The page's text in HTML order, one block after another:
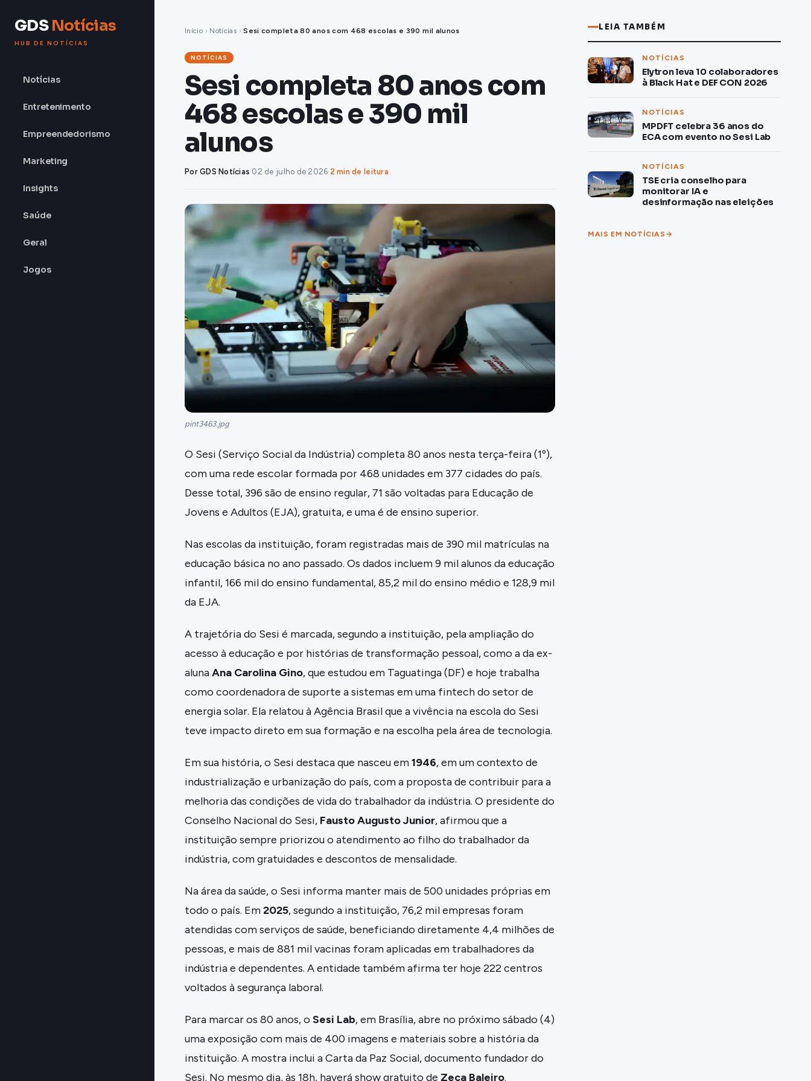
GDSNotícias
HUB DE NOTÍCIAS
Notícias
Entretenimento
Empreendedorismo
Marketing
Insights
Saúde
Geral
Jogos
Início › Notícias › Sesi completa 80 anos com 468 escolas e 390 mil alunos
NOTÍCIAS
Sesi completa 80 anos com
468 escolas e 390 mil
alunos
Por GDS Notícias·02 de julho de 2026·2 min de leitura
pint3463.jpg
O Sesi (Serviço Social da Indústria) completa 80 anos nesta terça-feira (1º),
com uma rede escolar formada por 468 unidades em 377 cidades do país.
Desse total, 396 são de ensino regular, 71 são voltadas para Educação de
Jovens e Adultos (EJA), gratuita, e uma é de ensino superior.
Nas escolas da instituição, foram registradas mais de 390 mil matrículas na
educação básica no ano passado. Os dados incluem 9 mil alunos da educação
infantil, 166 mil do ensino fundamental, 85,2 mil do ensino médio e 128,9 mil
da EJA.
A trajetória do Sesi é marcada, segundo a instituição, pela ampliação do
acesso à educação e por histórias de transformação pessoal, como a da ex-
alunaAna Carolina Gino, que estudou em Taguatinga (DF) e hoje trabalha
como coordenadora de suporte a sistemas em uma fintech do setor de
energia solar. Ela relatou à Agência Brasil que a vivência na escola do Sesi
teve impacto direto em sua formação e na escolha pela área de tecnologia.
Em sua história, o Sesi destaca que nasceu em1946, em um contexto de
industrialização e urbanização do país, com a proposta de contribuir para a
melhoria das condições de vida do trabalhador da indústria. O presidente do
Conselho Nacional do Sesi, Fausto Augusto Junior, afirmou que a
instituição sempre priorizou o atendimento ao filho do trabalhador da
indústria, com gratuidades e descontos de mensalidade.
Na área da saúde, o Sesi informa manter mais de 500 unidades próprias em
todo o país. Em2025, segundo a instituição, 76,2 mil empresas foram
atendidas com serviços de saúde, beneficiando diretamente 4,4 milhões de
pessoas, e mais de 881 mil vacinas foram aplicadas em trabalhadores da
indústria e dependentes. A entidade também afirma ter hoje 222 centros
voltados à segurança laboral.
Para marcar os 80 anos, o Sesi Lab, em Brasília, abre no próximo sábado (4)
uma exposição com mais de 400 imagens e materiais sobre a história da
instituição. A mostra inclui a Carta da Paz Social, documento fundador do
Sesi. No mesmo dia, às 18h, haverá show gratuito de Zeca Baleiro.
LEIA TAMBÉM
NOTÍCIAS
Elytron leva 10 colaboradores
à Black Hat e DEF CON 2026
NOTÍCIAS
MPDFT celebra 36 anos do
ECA com evento no Sesi Lab
NOTÍCIAS
TSE cria conselho para
monitorar IA e
desinformação nas eleições
MAIS EM NOTÍCIAS